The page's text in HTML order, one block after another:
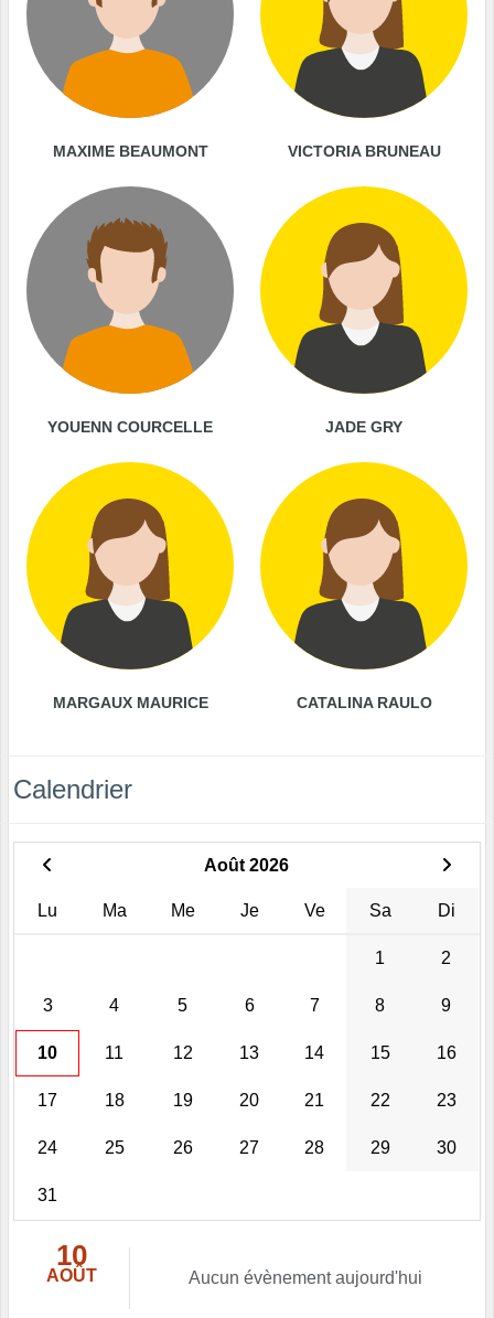
MAXIME BEAUMONT VICTORIA BRUNEAU
YOUENN COURCELLE JADE GRY
MARGAUX MAURICE CATALINA RAULO
Calendrier
Août 2026
Lu Ma Me Je Ve Sa Di
1 2
3 4 5 6 7 8 9
10 11 12 13 14 15 16
17 18 19 20 21 22 23
24 25 26 27 28 29 30
31
10
AOÛT Aucun évènement aujourd'hui